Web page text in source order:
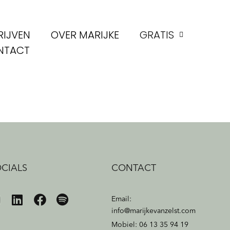
OVER MARIJKE
GRATIS
CONTACT
Email:
info@marijkevanzelst.com
Mobiel: 06 13 35 94 19